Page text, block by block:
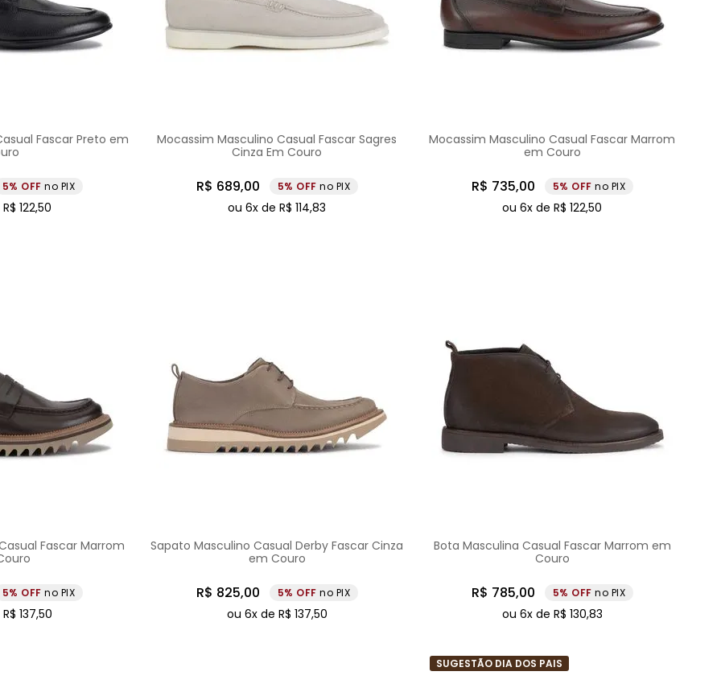
Fascar Preto em
5% no PIX
R$ 122,50
Mocassim Masculino Casual Fascar Sagres
Cinza Em Couro
R$ 689,00 5% no PIX
ou6x deR$ 114,83
Mocassim Masculino Casual Fascar Marrom
em Couro
R$ 735,00 5% no PIX
ou6x deR$ 122,50
Fascar Marrom
5% no PIX
R$ 137,50
Sapato Masculino Casual Derby Fascar Cinza
em Couro
R$ 825,00 5% no PIX
ou 6x de R$ 137,50
Bota Masculina Casual Fascar Marrom em
Couro
R$ 785,00 5% no PIX
ou 6x de R$ 130,83
SUGESTÃO DIA DOS PAIS